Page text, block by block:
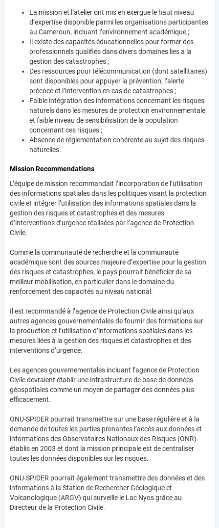
La mission et l’atelier ont mis en exergue le haut niveau
d’expertise disponible parmi les organisations participantes
au Cameroun, incluant l’environnement académique ;
Il existe des capacités éducationnelles pour former des
professionnels qualifiés dans divers domaines lies a la
gestion des catastrophes ;
Des ressources pour télécommunication (dont satellitaires)
sont disponibles pour appuyer la prévention, l’alerte
précoce et l’intervention en cas de catastrophes ;
Faible intégration des informations concernant les risques
naturels dans les mesures de protection environnementale
et faible niveau de sensibilisation de la population
concernant ces risques ;
Absence de réglementation cohérente au sujet des risques
naturelles.
Mission Recommendations
L’équipe de mission recommandait l’incorporation de l’utilisation
des informations spatiales dans les politiques visant la protection
civile et intégrer l’utilisation des informations spatiales dans la
gestion des risques et catastrophes et des mesures
d’interventions d’urgence réalisées par l’agence de Protection
Civile.
Comme la communauté de recherche et la communauté
académique sont des sources majeure d’expertise pour la gestion
des risques et catastrophes, le pays pourrait bénéficier de sa
meilleur mobilisation, en particulier dans le domaine du
renforcement des capacités au niveau national.
Il est recommandé à l’agence de Protection Civile ainsi qu’aux
autres agences gouvernementales de fournir des formations sur
la production et l’utilisation d’informations spatiales dans les
mesures liées à la gestion des risques et catastrophes et des
interventions d’urgence.
Les agences gouvernementales incluant l’agence de Protection
Civile devraient établir une infrastructure de base de données
géospatiales comme un moyen de partager des données plus
efficacement.
ONU-SPIDER pourrait transmettre sur une base régulière et à la
demande de toutes les parties prenantes l’accès aux données et
informations des Observatoires Nationaux des Risques (ONR)
établis en 2003 et dont la mission principale est de centraliser
toutes les données disponibles sur les risques.
ONU-SPIDER pourrait également transmettre des données et des
informations à la Station de Rechercher Géologique et
Volcanologique (ARGV) qui surveille le Lac Nyos grâce au
Directeur de la Protection Civile.